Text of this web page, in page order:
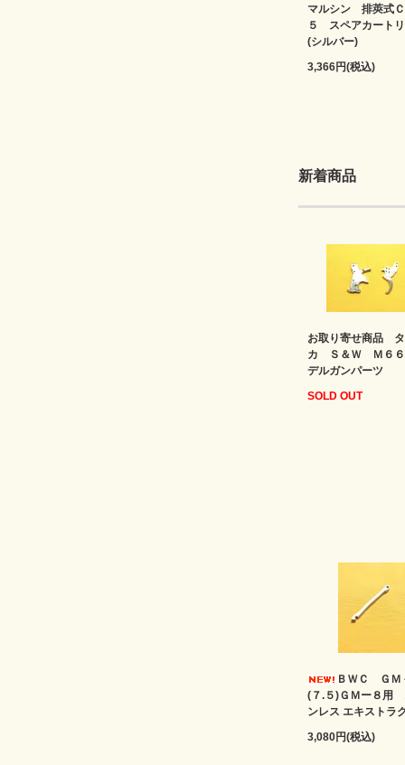
マルシン 排莢式
５ スペアカート
(シルバー)
3,366円(税込)
新着商品
お取り寄せ商品
カ Ｓ＆Ｗ Ｍ６
デルガンパーツ
SOLD OUT
ＢＷＣ ＧＭ
(７.５)ＧＭー８用
ンレス エキストラ
3,080円(税込)